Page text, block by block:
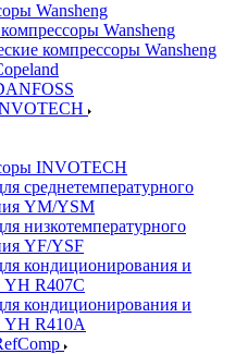
Wansheng
Wansheng
компрессоры Wansheng
INVOTECH
среднетемпературного
YM/YSM
низкотемпературного
YF/YSF
кондиционирования и
YH R407C
кондиционирования и
YH R410A